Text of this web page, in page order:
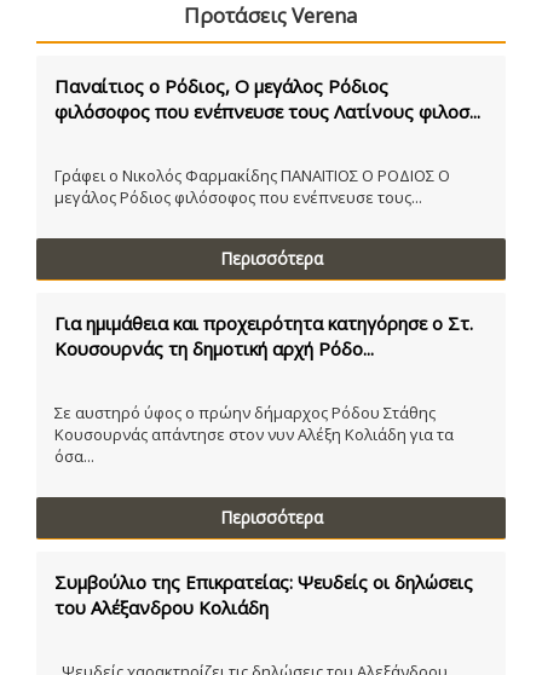
Προτάσεις Verena
Παναίτιος ο Ρόδιος, Ο μεγάλος Ρόδιος
φιλόσοφος που ενέπνευσε τους Λατίνους φιλοσ...
Γράφει ο Νικολός Φαρμακίδης ΠΑΝΑΙΤΙΟΣ Ο ΡΟΔΙΟΣ Ο
μεγάλος Ρόδιος φιλόσοφος που ενέπνευσε τους...
Περισσότερα
Για ημιμάθεια και προχειρότητα κατηγόρησε ο Στ.
Κουσουρνάς τη δημοτική αρχή Ρόδο...
Σε αυστηρό ύφος ο πρώην δήμαρχος Ρόδου Στάθης
Κουσουρνάς απάντησε στον νυν Αλέξη Κολιάδη για τα
όσα...
Περισσότερα
Συμβούλιο της Επικρατείας: Ψευδείς οι δηλώσεις
του Αλέξανδρου Κολιάδη